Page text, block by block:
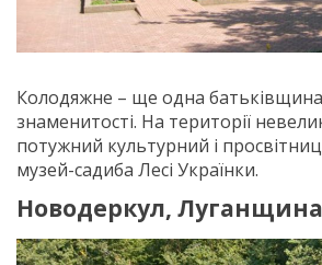
Колодяжне – ще одна батьківщина
знаменитості. На території
потужний культурний і
музей-садиба Лесі Українки.
Новодеркул, Луганщина